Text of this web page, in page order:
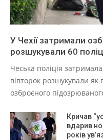
У Чехії затримали
розшукували 60
Чеська поліція
вівторок розшукували
озброєного
Кричав
вдарив
років